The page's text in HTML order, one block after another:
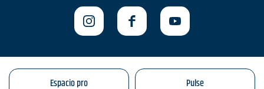
Espacio pro Pulse